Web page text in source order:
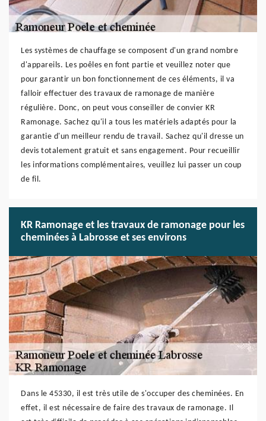
Les systèmes de chauffage se composent d'un grand nombre
d'appareils. Les poêles en font partie et veuillez noter que
pour garantir un bon fonctionnement de ces éléments, il va
falloir effectuer des travaux de ramonage de manière
régulière. Donc, on peut vous conseiller de convier KR
Ramonage. Sachez qu'il a tous les matériels adaptés pour la
garantie d'un meilleur rendu de travail. Sachez qu'il dresse un
devis totalement gratuit et sans engagement. Pour recueillir
les informations complémentaires, veuillez lui passer un coup
de fil.
KR Ramonage et les travaux de ramonage pour les
cheminées à Labrosse et ses environs
Dans le 45330, il est très utile de s'occuper des cheminées. En
effet, il est nécessaire de faire des travaux de ramonage. Il